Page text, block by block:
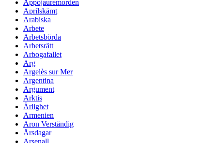
Appojauremorden
Aprilskämt
Arabiska
Arbete
Arbetsbörda
Arbetsrätt
Arbogafallet
Arg
Argelès sur Mer
Argentina
Argument
Arktis
Ärlighet
Armenien
Aron Verständig
Årsdagar
Arsenall